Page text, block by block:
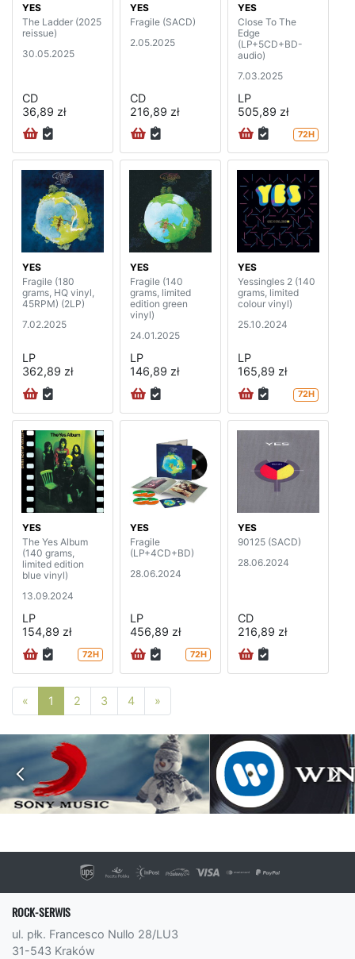
YES
The Ladder (2025
reissue)
30.05.2025
CD
36,89 zł
YES
Fragile (SACD)
2.05.2025
CD
216,89 zł
YES
Close To The
Edge
(LP+5CD+BD-
audio)
7.03.2025
LP
505,89 zł
72H
YES
Fragile (180
grams, HQ vinyl,
45RPM) (2LP)
7.02.2025
LP
362,89 zł
YES
Fragile (140
grams, limited
edition green
vinyl)
24.01.2025
LP
146,89 zł
YES
Yessingles 2 (140
grams, limited
colour vinyl)
25.10.2024
LP
165,89 zł
72H
YES
The Yes Album
(140 grams,
limited edition
blue vinyl)
13.09.2024
LP
154,89 zł
72H
YES
Fragile
(LP+4CD+BD)
28.06.2024
LP
456,89 zł
72H
YES
90125 (SACD)
28.06.2024
CD
216,89 zł
« Poprzednia strona
1 2 3 4 »
ROCK-SERWIS
ul. płk. Francesco Nullo 28/LU3
31-543 Kraków